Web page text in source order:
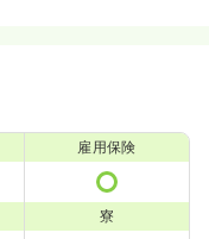
雇用保険
寮